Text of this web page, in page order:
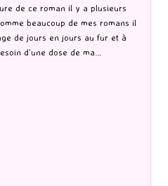
de ce roman il y a plusieurs
beaucoup de mes romans il
de jours en jours au fur et à
d’une dose de ma...